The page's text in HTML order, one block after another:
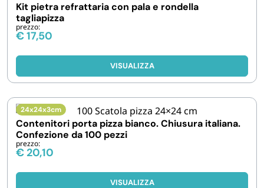
Kit pietra refrattaria con pala e rondella
tagliapizza
prezzo:
€17,50
VISUALIZZA
24x24x3cm
Contenitori porta pizza bianco. Chiusura italiana.
Confezione da 100 pezzi
prezzo:
€ 20,10
VISUALIZZA